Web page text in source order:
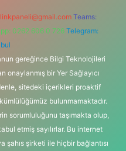
Teams:
0262 606 0 726 Telegram:
gereğince Bilgi Teknolojileri
onaylanmış bir Yer Sağlayıcı
sitedeki içerikleri proaktif
bulunmamaktadır.
sorumluluğunu taşımakta olup,
etmiş sayılırlar. Bu internet
şahıs şirketi ile hiçbir bağlantısı